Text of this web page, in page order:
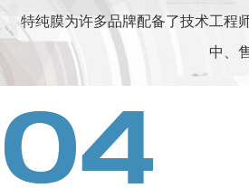
特纯膜为许多品牌配备了技术工程
中、